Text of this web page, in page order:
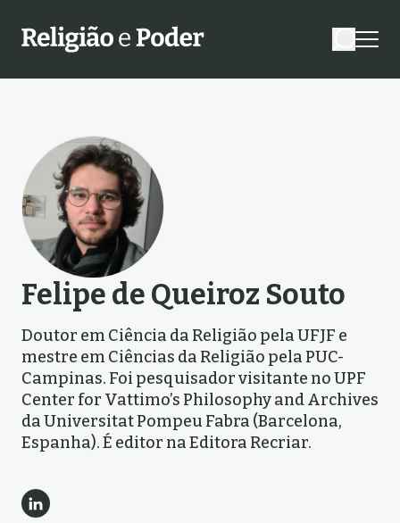
Felipe de Queiroz Souto
Doutor em Ciência da Religião pela UFJF e
mestre em Ciências da Religião pela PUC-
Campinas. Foi pesquisador visitante no UPF
Center for Vattimo’s Philosophy and Archives
da Universitat Pompeu Fabra (Barcelona,
Espanha). É editor na Editora Recriar.